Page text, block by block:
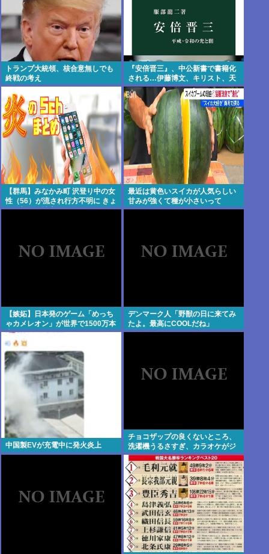
トランプ大統領、核合意無しでも
終戦の考え
『安倍晋三』、中公新書で書籍化
される…伊藤博文、キリスト、天
皇と同格に…
【群馬】みなかみ町 沢登り中の女
性（56）が流され行方不明に きょ
うも朝から捜索行う
最近は黄色いスイカが人気らしい
甘みが強くて種が小さいって
【嫉妬】日本発のゲーム「めっち
ゃカメレオン」が世界で1500万本
売れる
デンマーク人「野獣の日に来てみ
たよ。最高にCOOLだね」
中国製EVが充電中に発火炎上
チョコザップの良くないところ、
洗濯機うるさすぎ、カラオケがジ
ョイサウンド、エステ、ネイル、
ホワイトニングいらない、クジあ
たらない